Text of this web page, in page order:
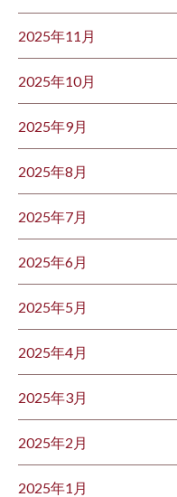
2025年11月
2025年10月
2025年9月
2025年8月
2025年7月
2025年6月
2025年5月
2025年4月
2025年3月
2025年2月
2025年1月